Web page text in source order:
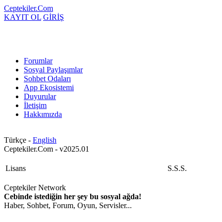
Ceptekiler.Com
KAYIT OL GİRİŞ
Forumlar
Sosyal Paylaşımlar
Sohbet Odaları
App Ekosistemi
Duyurular
İletişim
Hakkımızda
Türkçe - English
Ceptekiler.Com - v2025.01
Lisans S.S.S.
Ceptekiler Network
Cebinde istediğin her şey bu sosyal ağda!
Haber, Sohbet, Forum, Oyun, Servisler...